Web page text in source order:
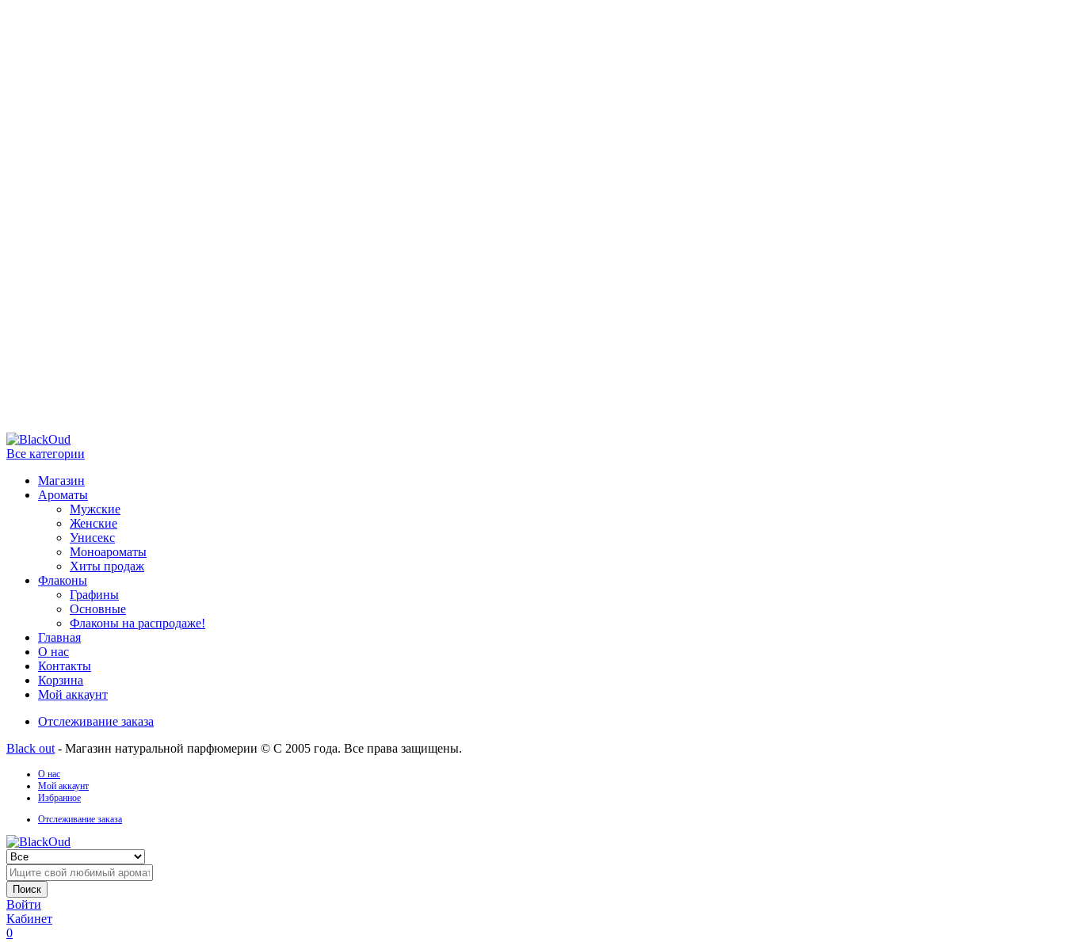
Все категории
Магазин
Ароматы
Мужские
Женские
Унисекс
Моноароматы
Хиты продаж
Флаконы
Графины
Основные
Флаконы на распродаже!
Главная
О нас
Контакты
Корзина
Мой аккаунт
Отслеживание заказа
Black out - Магазин натуральной парфюмерии © С 2005 года. Все права защищены.
О нас
Мой аккаунт
Избранное
Отслеживание заказа
Поиск
Войти
Кабинет
0